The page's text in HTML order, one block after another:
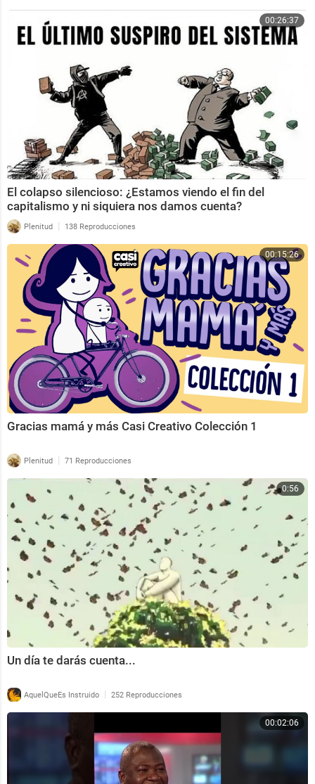
00:26:37
El colapso silencioso: ¿Estamos viendo el fin del
capitalismo y ni siquiera nos damos cuenta?
Plenitud | 138 Reproducciones
00:15:26
Gracias mamá y más Casi Creativo Colección 1
Plenitud | 71 Reproducciones
0:56
Un día te darás cuenta...
AquelQueEs Instruido | 252 Reproducciones
00:02:06